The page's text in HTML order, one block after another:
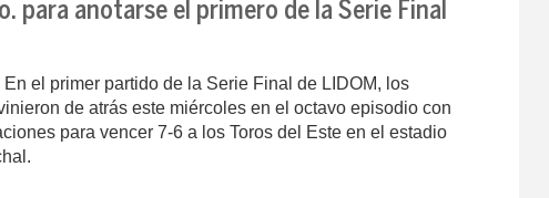
para anotarse el primero de la Serie Final
En el primer partido de la Serie Final de LIDOM, los
de atrás este miércoles en el octavo episodio con
para vencer 7-6 a los Toros del Este en el estadio